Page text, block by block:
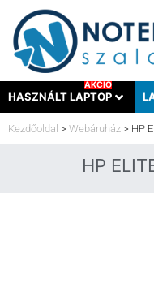
HASZNÁLT LAPTOP
AKCIÓ
Kezdőoldal > Webáruház > HP
HP